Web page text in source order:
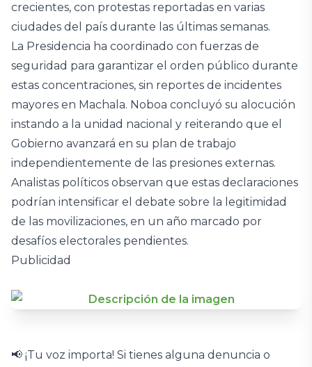
crecientes, con protestas reportadas en varias
ciudades del país durante las últimas semanas.
La Presidencia ha coordinado con fuerzas de
seguridad para garantizar el orden público durante
estas concentraciones, sin reportes de incidentes
mayores en Machala. Noboa concluyó su alocución
instando a la unidad nacional y reiterando que el
Gobierno avanzará en su plan de trabajo
independientemente de las presiones externas.
Analistas políticos observan que estas declaraciones
podrían intensificar el debate sobre la legitimidad
de las movilizaciones, en un año marcado por
desafíos electorales pendientes.
Publicidad
📢 ¡Tu voz importa! Si tienes alguna denuncia o